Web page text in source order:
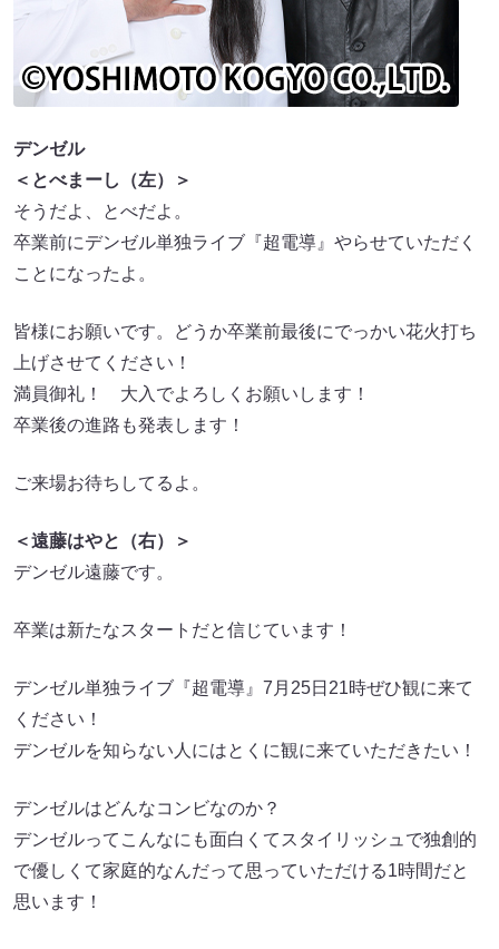
デンゼル
＜とべまーし（左）＞
そうだよ、とべだよ。
卒業前にデンゼル単独ライブ『超電導』やらせていただく
ことになったよ。
皆様にお願いです。どうか卒業前最後にでっかい花火打ち
上げさせてください！
満員御礼！ 大入でよろしくお願いします！
卒業後の進路も発表します！
ご来場お待ちしてるよ。
＜遠藤はやと（右）＞
デンゼル遠藤です。
卒業は新たなスタートだと信じています！
デンゼル単独ライブ『超電導』7月25日21時ぜひ観に来て
ください！
デンゼルを知らない人にはとくに観に来ていただきたい！
デンゼルはどんなコンビなのか？
デンゼルってこんなにも面白くてスタイリッシュで独創的
で優しくて家庭的なんだって思っていただける1時間だと
思います！